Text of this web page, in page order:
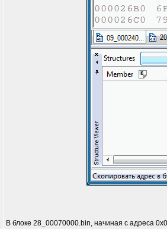
В блоке 28_00070000.bin, начиная c адреса